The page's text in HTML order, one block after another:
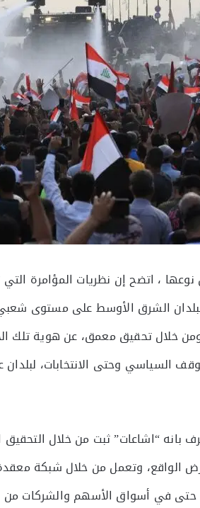
، اتضح إن نظريات المؤامرة
لبلدان الشرق الأوسط على مستوى
ومن خلال تحقيق معمق، عن هوية تلك
السياسي وحتى الانتخابات،
“اشاعات” ثبت من خلال التحقيق
الواقع، وتعمل من خلال شبكة
حتى في أسواق الأسهم والشركات من